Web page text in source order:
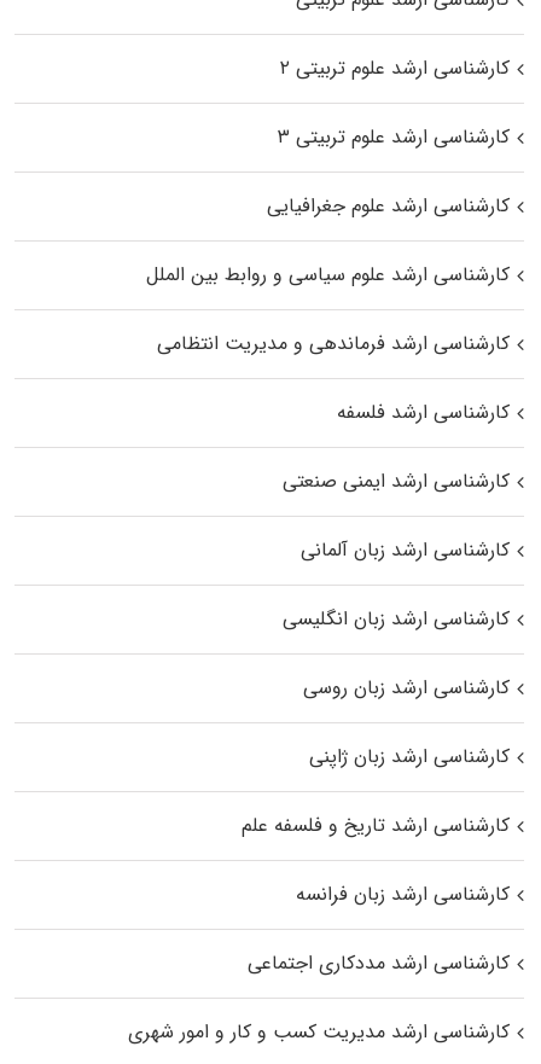
کارشناسی ارشد علوم تربیتی ۲
کارشناسی ارشد علوم تربیتی ۳
کارشناسی ارشد علوم جغرافیایی
کارشناسی ارشد علوم سیاسی و روابط بین الملل
کارشناسی ارشد فرماندهی و مدیریت انتظامی
کارشناسی ارشد فلسفه
کارشناسی ارشد ایمنی صنعتی
کارشناسی ارشد زبان آلمانی
کارشناسی ارشد زبان انگلیسی
کارشناسی ارشد زبان روسی
کارشناسی ارشد زبان ژاپنی
کارشناسی ارشد تاریخ و فلسفه علم
کارشناسی ارشد زبان فرانسه
کارشناسی ارشد مددکاری اجتماعی
کارشناسی ارشد مدیریت کسب و کار و امور شهری